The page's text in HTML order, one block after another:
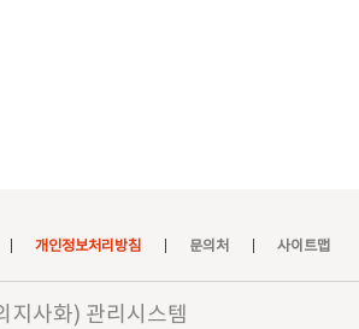
개인정보처리방침 문의처 사이트맵
지사화) 관리시스템